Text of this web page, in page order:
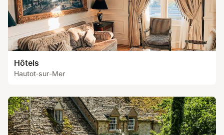
Hôtels
Hautot-sur-Mer